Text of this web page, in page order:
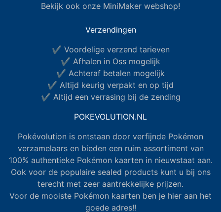
Bekijk ook onze MiniMaker webshop!
Verzendingen
✔ Voordelige verzend tarieven
✔ Afhalen in Oss mogelijk
✔ Achteraf betalen mogelijk
✔ Altijd keurig verpakt en op tijd
✔ Altijd een verrasing bij de zending
POKEVOLUTION.NL
Pokévolution is ontstaan door verfijnde Pokémon
verzamelaars en bieden een ruim assortiment van
100% authentieke Pokémon kaarten in nieuwstaat aan.
Ook voor de populaire sealed products kunt u bij ons
terecht met zeer aantrekkelijke prijzen.
Voor de mooiste Pokémon kaarten ben je hier aan het
goede adres!!